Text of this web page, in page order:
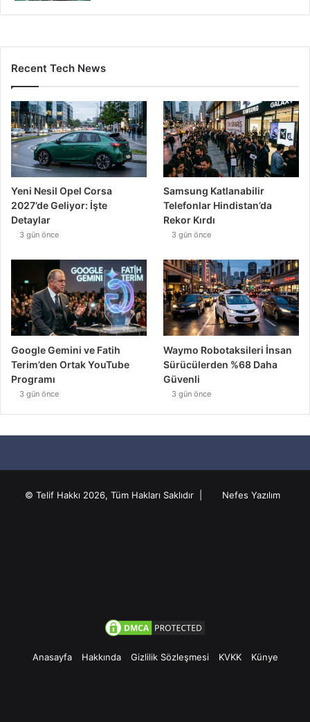
Recent Tech News
Yeni Nesil Opel Corsa
2027’de Geliyor: İşte
Detaylar
3 gün önce
Samsung Katlanabilir
Telefonlar Hindistan’da
Rekor Kırdı
3 gün önce
Google Gemini ve Fatih
Terim’den Ortak YouTube
Programı
3 gün önce
Waymo Robotaksileri İnsan
Sürücülerden %68 Daha
Güvenli
3 gün önce
© Telif Hakkı 2026, Tüm Hakları Saklıdır | Nefes Yazılım
Anasayfa Hakkında Gizlilik Sözleşmesi KVKK Künye